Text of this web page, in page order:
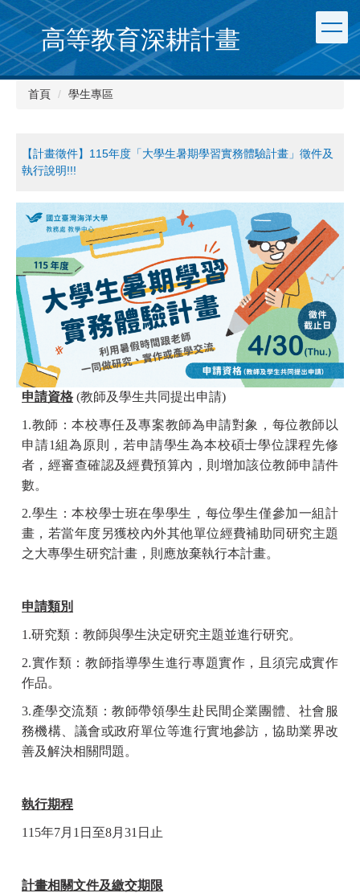
跳
到
主
要
內
高等教育深耕計畫
首頁 學生專區
【計畫徵件】115年度「大學生暑期學習實務體驗計畫」徵件及
執行說明!!!
申請資格 (教師及學生共同提出申請)
1.教師：本校專任及專案教師為申請對象，每位教師以
申請1組為原則，若申請學生為本校碩士學位課程先修
者，經審查確認及經費預算內，則增加該位教師申請件
數。
2.學生：本校學士班在學學生，每位學生僅參加一組計
畫，若當年度另獲校內外其他單位經費補助同研究主題
之大專學生研究計畫，則應放棄執行本計畫。
申請類別
1.研究類：教師與學生決定研究主題並進行研究。
2.實作類：教師指導學生進行專題實作，且須完成實作
作品。
3.產學交流類：教師帶領學生赴民間企業團體、社會服
務機構、議會或政府單位等進行實地參訪，協助業界改
善及解決相關問題。
執行期程
115年7月 1 日至8月 31 日止
計畫相關文件及繳交期限